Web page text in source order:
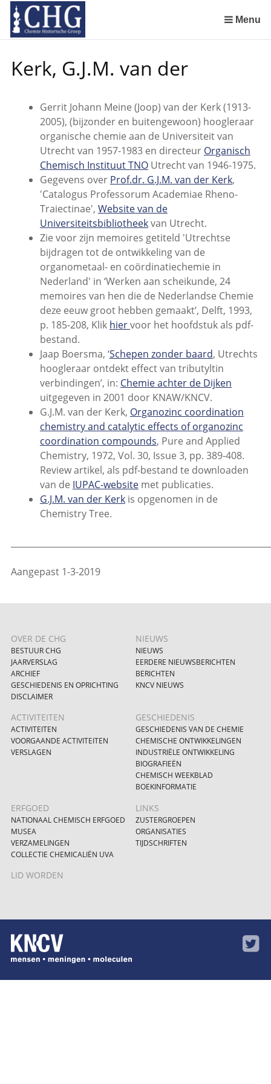
links
over
naar
de
Spring
naar
het
menu
Menu
Kerk, G.J.M. van der
Gerrit Johann Meine (Joop) van der Kerk (1913-
2005), (bijzonder en buitengewoon) hoogleraar
organische chemie aan de Universiteit van
Utrecht van 1957-1983 en directeur Organisch
Chemisch Instituut TNOUtrecht van 1946-1975.
Gegevens over Prof.dr. G.J.M. van der Kerk,
'Catalogus Professorum Academiae Rheno-
Traiectinae', Website van de
Universiteitsbibliotheekvan Utrecht.
Zie voor zijn memoires getiteld 'Utrechtse
bijdragen tot de ontwikkeling van de
organometaal- en coördinatiechemie in
Nederland' in ‘Werken aan scheikunde, 24
memoires van hen die de Nederlandse Chemie
deze eeuw groot hebben gemaakt’, Delft, 1993,
p. 185-208, Klik hiervoor het hoofdstuk als pdf-
bestand.
Jaap Boersma, ‘Schepen zonder baard, Utrechts
hoogleraar ontdekt effect van tributyltin
verbindingen’, in: Chemie achter de Dijken
uitgegeven in 2001 door KNAW/KNCV.
G.J.M. van der Kerk, Organozinc coordination
chemistry and catalytic effects of organozinc
coordination compounds, Pure and Applied
Chemistry, 1972, Vol. 30, Issue 3, pp. 389-408.
Review artikel, als pdf-bestand te downloaden
van de IUPAC-websitemet publicaties.
G.J.M. van der Kerkis opgenomen in de
Chemistry Tree.
Aangepast 1-3-2019
OVER DE CHG
BESTUUR CHG
JAARVERSLAG
ARCHIEF
GESCHIEDENIS EN OPRICHTING
DISCLAIMER
NIEUWS
NIEUWS
EERDERE NIEUWSBERICHTEN
BERICHTEN
KNCV NIEUWS
ACTIVITEITEN
ACTIVITEITEN
VOORGAANDE ACTIVITEITEN
VERSLAGEN
GESCHIEDENIS
GESCHIEDENIS VAN DE CHEMIE
CHEMISCHE ONTWIKKELINGEN
INDUSTRIËLE ONTWIKKELING
BIOGRAFIEËN
CHEMISCH WEEKBLAD
BOEKINFORMATIE
ERFGOED
NATIONAAL CHEMISCH ERFGOED
MUSEA
VERZAMELINGEN
COLLECTIE CHEMICALIËN UVA
LINKS
ZUSTERGROEPEN
ORGANISATIES
TIJDSCHRIFTEN
LID WORDEN